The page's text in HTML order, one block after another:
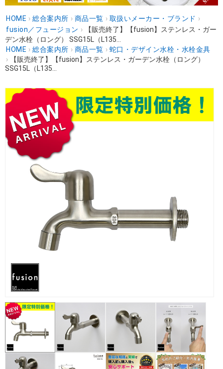
HOME › 総合案内所 › 商品一覧 › 取扱いメーカー・ブランド ›
fusion／フュージョン ›
【販売終了】【fusion】ステンレス・ガー
デン水栓（ロング） SSG15L（L135...
HOME › 総合案内所 › 商品一覧 › 蛇口・デザイン水栓・水栓金具
›
【販売終了】【fusion】ステンレス・ガーデン水栓（ロング）
SSG15L（L135...